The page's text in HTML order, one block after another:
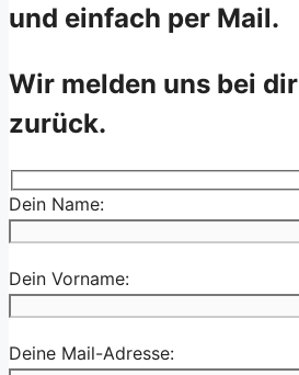
und einfach per Mail.
Wir melden uns bei dir
zurück.
Dein Name:
Dein Vorname:
Deine Mail-Adresse: